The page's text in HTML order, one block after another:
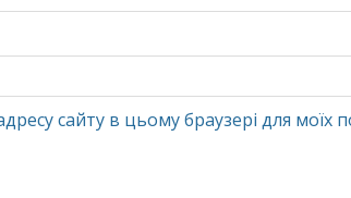
сайту в цьому браузері для моїх